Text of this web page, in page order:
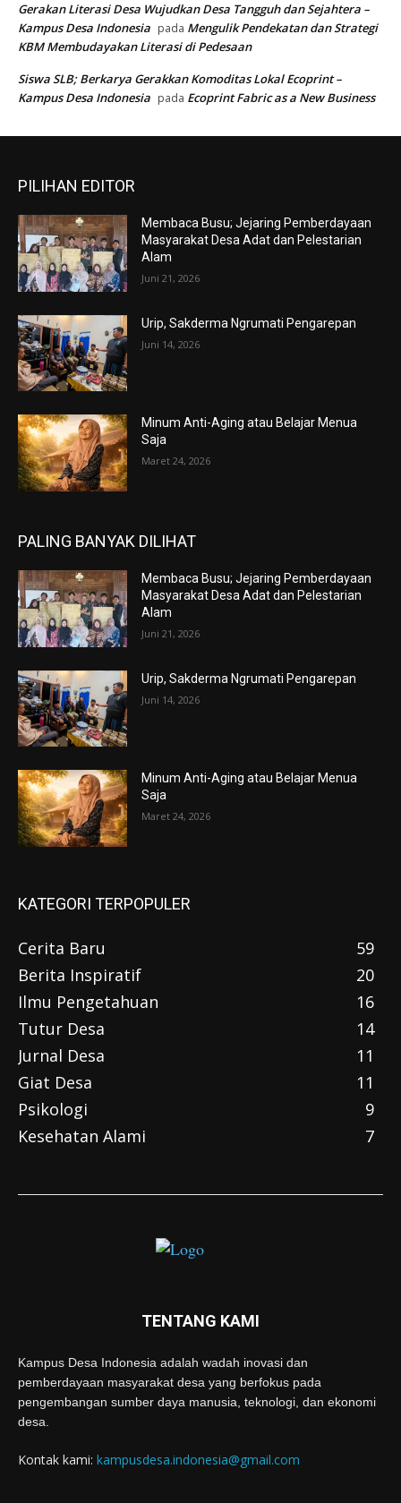
Gerakan Literasi Desa Wujudkan Desa Tangguh dan Sejahtera –
Kampus Desa Indonesia pada Mengulik Pendekatan dan Strategi
KBM Membudayakan Literasi di Pedesaan
Siswa SLB; Berkarya Gerakkan Komoditas Lokal Ecoprint –
Kampus Desa Indonesia pada Ecoprint Fabric as a New Business
PILIHAN EDITOR
Membaca Busu; Jejaring Pemberdayaan
Masyarakat Desa Adat dan Pelestarian
Alam
Juni 21, 2026
Urip, Sakderma Ngrumati Pengarepan
Juni 14, 2026
Minum Anti-Aging atau Belajar Menua
Saja
Maret 24, 2026
PALING BANYAK DILIHAT
Membaca Busu; Jejaring Pemberdayaan
Masyarakat Desa Adat dan Pelestarian
Alam
Juni 21, 2026
Urip, Sakderma Ngrumati Pengarepan
Juni 14, 2026
Minum Anti-Aging atau Belajar Menua
Saja
Maret 24, 2026
KATEGORI TERPOPULER
Cerita Baru
59
Berita Inspiratif
20
Ilmu Pengetahuan
16
Tutur Desa
14
Jurnal Desa
11
Giat Desa
11
Psikologi
9
Kesehatan Alami
7
TENTANG KAMI
Kampus Desa Indonesia adalah wadah inovasi dan
pemberdayaan masyarakat desa yang berfokus pada
pengembangan sumber daya manusia, teknologi, dan ekonomi
desa.
Kontak kami: kampusdesa.indonesia@gmail.com